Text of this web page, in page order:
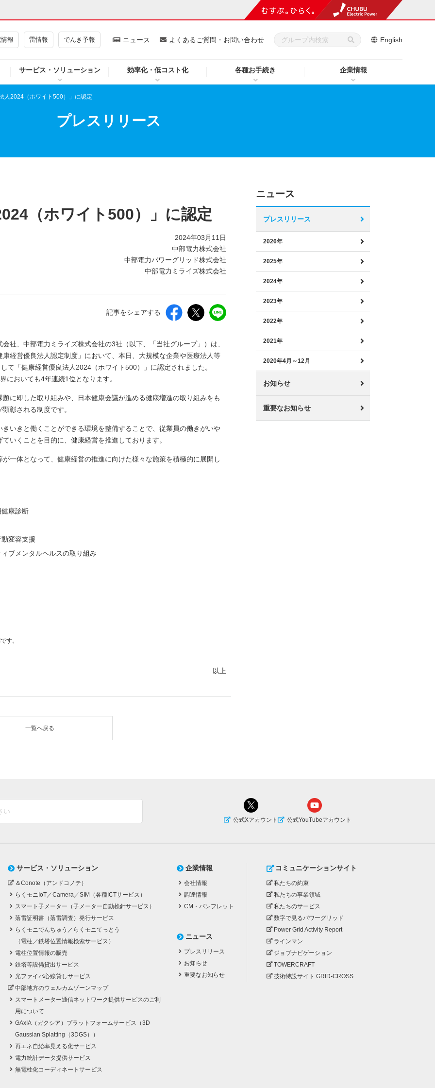
サービス・ソリューション 効率化・低コスト化 各種お手続き 企業情報
報 雷情報 でんき予報 ニュース よくあるご質問・お問い合わせ English
ー・原子力 CSR・環境・社会貢献
企業情報
人2024（ホワイト500）」に認定
プレスリリース
（ホワイト500）」に認定
2024年03月11日
中部電力株式会社
中部電力パワーグリッド株式会社
中部電力ミライズ株式会社
記事をシェアする
社、中部電力ミライズ株式会社の3社（以下、「当社グループ」）は、
経営優良法人認定制度」において、本日、大規模な企業や医療法人等
て「健康経営優良法人2024（ホワイト500）」に認定されました。
においても4年連続1位となります。
に即した取り組みや、日本健康会議が進める健康増進の取り組みをも
彰される制度です。
いきと働くことができる環境を整備することで、従業員の働きがいや
いくことを目的に、健康経営を推進しております。
一体となって、健康経営の推進に向けた様々な施策を積極的に展開し
康診断
変容支援
ブメンタルヘルスの取り組み
す。
以上
一覧へ戻る
ニュース
プレスリリース
2026年
2025年
2024年
2023年
2022年
2021年
2020年4月～12月
お知らせ
重要なお知らせ
公式Xアカウント 公式YouTubeアカウント
サービス・ソリューション
＆Conote（アンドコノテ）
らくモニIoT／Camera／SIM（各種ICTサービス）
スマート子メーター（子メーター自動検針サービス）
落雷証明書（落雷調査）発行サービス
らくモニでんちゅう／らくモニてっとう
（電柱／鉄塔位置情報検索サービス）
電柱位置情報の販売
鉄塔等設備貸出サービス
光ファイバ心線貸しサービス
中部地方のウェルカムゾーンマップ
スマートメーター通信ネットワーク提供サービスのご利
用について
GAxIA（ガクシア）プラットフォームサービス（3D
Gaussian Splatting（3DGS））
再エネ自給率見える化サービス
電力統計データ提供サービス
無電柱化コーディネートサービス
企業情報
会社情報
調達情報
CM・パンフレット
ニュース
プレスリリース
お知らせ
重要なお知らせ
コミュニケーションサイト
私たちの約束
私たちの事業領域
私たちのサービス
数字で見るパワーグリッド
Power Grid Activity Report
ラインマン
ジョブナビゲーション
TOWERCRAFT
技術特設サイト GRID-CROSS